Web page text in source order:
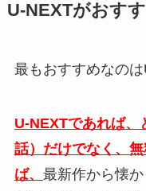
U-NEXTがおすす
最もおすすめなのは
U-NEXTであれば、
話）だけでなく、
ば、 最新作から懐